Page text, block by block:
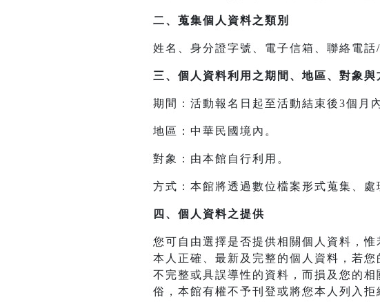
二、 蒐集個人資料之類別
姓名、身分證字號、電子信箱、聯絡電話/
三、 個人資料利用之期間、地區、對象與
期間：活動報名日起至活動結束後3個月內
地區：中華民國境內。
對象：由本館自行利用。
方式：本館將透過數位檔案形式蒐集、處
四、 個人資料之提供
您可自由選擇是否提供相關個人資料，
本人正確、最新及完整的個人資料，若
不完整或具誤導性的資料，而損及您的
俗，本館有權不予刊登或將您本人列入拒